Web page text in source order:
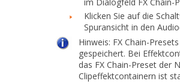
Klicken Sie auf die
Spuransicht in den
Hinweis: FX Chain-
gespeichert. Bei
das FX Chain-Preset der
Clipeffektcontainern ist